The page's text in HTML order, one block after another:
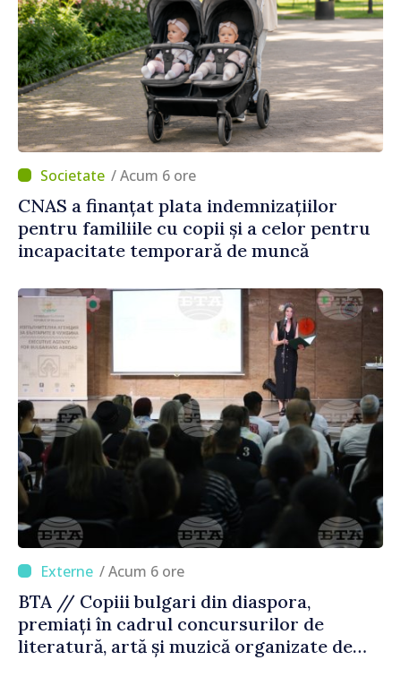
/ Acum 6 ore
CNAS a finanțat plata indemnizațiilor
pentru familiile cu copii și a celor pentru
incapacitate temporară de muncă
/ Acum 6 ore
BTA // Copiii bulgari din diaspora,
premiați în cadrul concursurilor de
literatură, artă și muzică organizate de